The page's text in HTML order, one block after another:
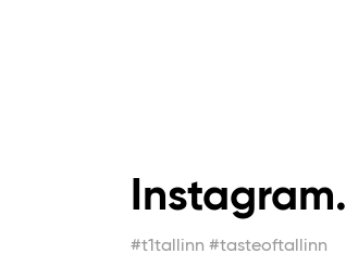
Instagram.
#t1tallinn #tasteoftallinn